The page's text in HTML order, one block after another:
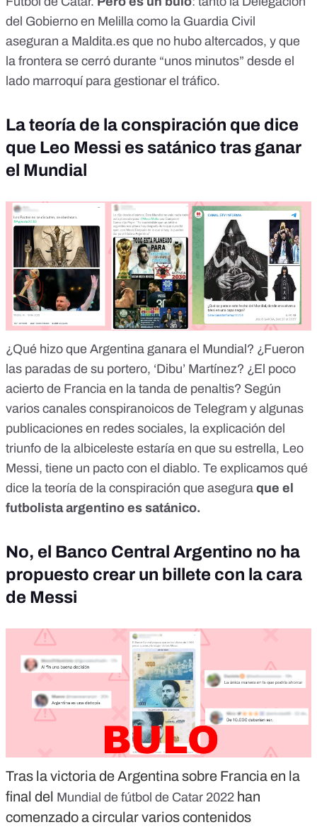
del Gobierno en Melilla como la Guardia Civil
aseguran a Maldita.es que no hubo altercados, y que
la frontera se cerró durante “unos minutos” desde el
lado marroquí para gestionar el tráfico.
La teoría de la conspiración que dice
que Leo Messi es satánico tras ganar
el Mundial
¿Qué hizo que Argentina ganara el Mundial? ¿Fueron
las paradas de su portero, ‘Dibu’ Martínez? ¿El poco
acierto de Francia en la tanda de penaltis? Según
varios canales conspiranoicos de Telegram y algunas
publicaciones en redes sociales, la explicación del
triunfo de la albiceleste estaría en que su estrella, Leo
Messi, tiene un pacto con el diablo. Te explicamos qué
dice la teoría de la conspiración que asegura que el
futbolista argentino es satánico.
No, el Banco Central Argentino no ha
propuesto crear un billete con la cara
de Messi
Tras la victoria de Argentina sobre Francia en la
final del Mundial de fútbol de Catar 2022 han
comenzado a circular varios contenidos